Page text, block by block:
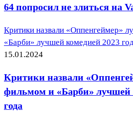
64 попросил не злиться на
Критики назвали «Оппенгеймер»
«Барби» лучшей комедией 2023
15.01.2024
Критики назвали
фильмом и «Барби» лучшей
года